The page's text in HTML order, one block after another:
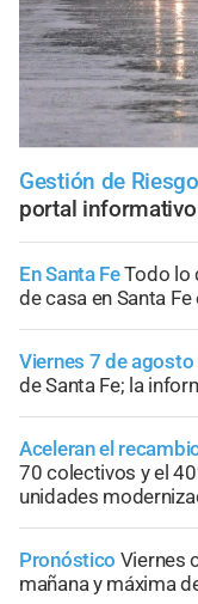
Gestión de Riesgo
portal
En Santa FeTodo lo
de casa en Santa
Viernes 7 de
de Santa Fe; la
Aceleran el
70 colectivos y el
unidades
Pronóstico Viernes
mañana y máxima